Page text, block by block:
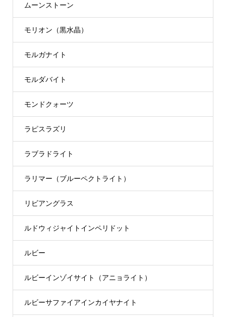
ムーンストーン
モリオン（黒水晶）
モルガナイト
モルダバイト
モンドクォーツ
ラピスラズリ
ラブラドライト
ラリマー（ブルーペクトライト）
リビアングラス
ルドウィジャイトインペリドット
ルビー
ルビーインゾイサイト（アニョライト）
ルビーサファイアインカイヤナイト